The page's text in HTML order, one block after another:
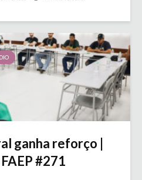
ganha reforço |
#271